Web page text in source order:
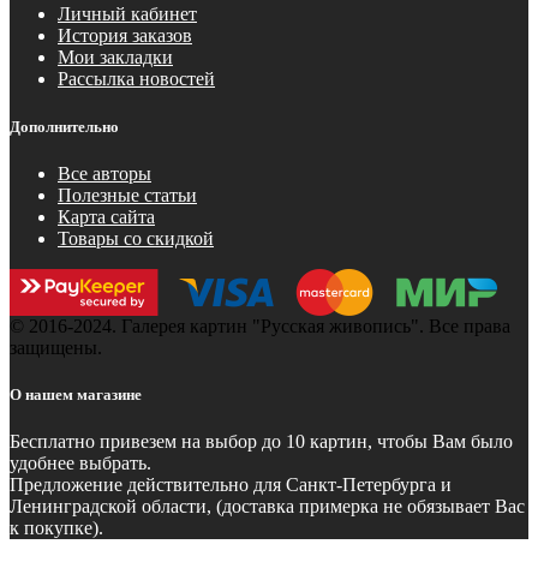
Личный кабинет
История заказов
Мои закладки
Рассылка новостей
Дополнительно
Все авторы
Полезные статьи
Карта сайта
Товары со скидкой
© 2016-2024. Галерея картин "Русская живопись". Все права
защищены.
О нашем магазине
Бесплатно привезем на выбор до 10 картин, чтобы Вам было
удобнее выбрать.
Предложение действительно для Санкт-Петербурга и
Ленинградской области, (доставка примерка не обязывает Вас
к покупке).